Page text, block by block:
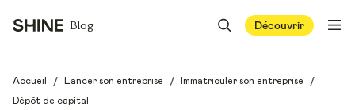
Blog Découvrir
Accueil / Lancer son entreprise / Immatriculer son entreprise /
Dépôt de capital